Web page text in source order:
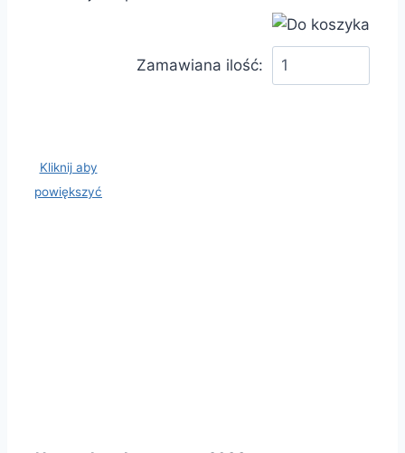
Zamawiana ilość:
Kliknij aby
powiększyć